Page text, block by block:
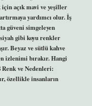
için açık mavi ve yeşiller
yardımcı olur. İş
güveni simgeleyen
gibi koyu renkler
Beyaz ve sütlü kahve
izlenimi bırakır. Hangi
Renk ve Nedenleri:
özellikle insanların